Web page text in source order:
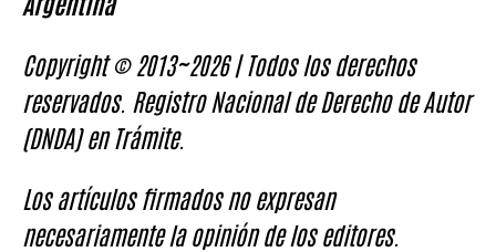
Copyright © 2013~2026 | Todos los derechos
reservados. Registro Nacional de Derecho de Autor
(DNDA) en Trámite.
Los artículos firmados no expresan
necesariamente la opinión de los editores.